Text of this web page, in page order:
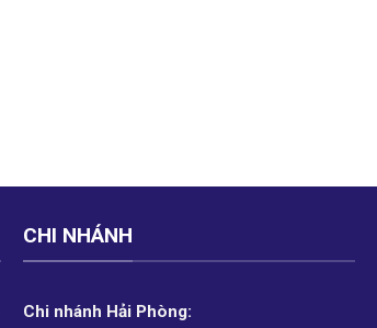
CHI NHÁNH
Chi nhánh Hải Phòng: